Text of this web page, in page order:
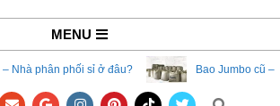
MENU
– Nhà phân phối sỉ ở đâu? Bao Jumbo cũ –
Search